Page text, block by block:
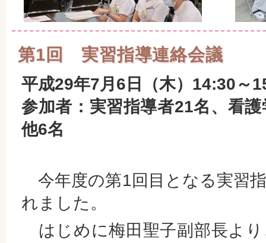
第1回 実習指導連絡会議
平成29年7月6日（木）14:30～
参加者：実習指導者21名、看
他6名
今年度の第1回目となる実習
れました。
はじめに梅田聖子副部長よ